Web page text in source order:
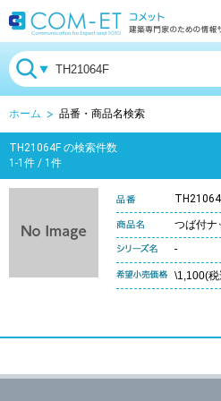
ホーム 品番・商品名検索
TH21064F の検索件数
1-1件 / 1件
つば付ナ
-
\1,100(